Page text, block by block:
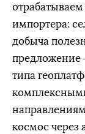
импортера:
добыча
предложение
типа
космос через